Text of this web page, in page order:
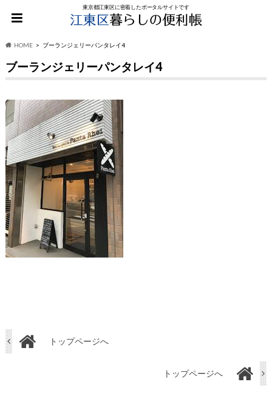
東京都江東区に密着したポータルサイトです
HOME ブーランジェリーパンタレイ4
ブーランジェリーパンタレイ4
トップページへ
トップページへ